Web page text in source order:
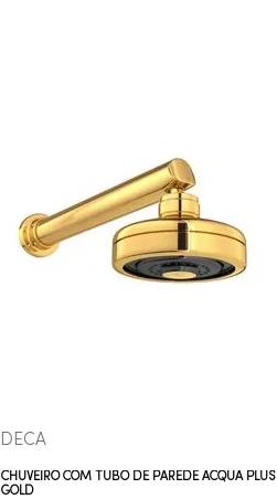
COMPRAR AGORA
DECA
CHUVEIRO COM TUBO DE PAREDE ACQUA PLUS
GOLD